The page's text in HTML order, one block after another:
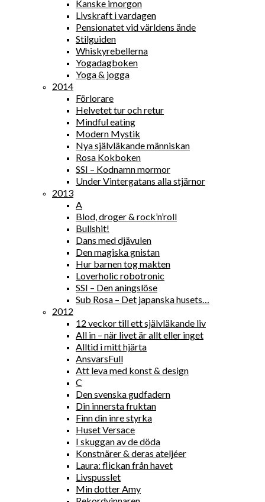
Kanske imorgon
Livskraft i vardagen
Pensionatet vid världens ände
Stilguiden
Whiskyrebellerna
Yogadagboken
Yoga & jogga
2014
Förlorare
Helvetet tur och retur
Mindful eating
Modern Mystik
Nya självläkande människan
Rosa Kokboken
SSI – Kodnamn mormor
Under Vintergatans alla stjärnor
2013
A
Blod, droger & rock’n’roll
Bullshit!
Dans med djävulen
Den magiska gnistan
Hur barnen tog makten
Loverholic robotronic
SSI – Den aningslöse
Sub Rosa – Det japanska husets…
2012
12 veckor till ett självläkande liv
All in – när livet är allt eller inget
Alltid i mitt hjärta
AnsvarsFull
Att leva med konst & design
C
Den svenska gudfadern
Din innersta fruktan
Finn din inre styrka
Huset Versace
I skuggan av de döda
Konstnärer & deras ateljéer
Laura: flickan från havet
Livspusslet
Min dotter Amy